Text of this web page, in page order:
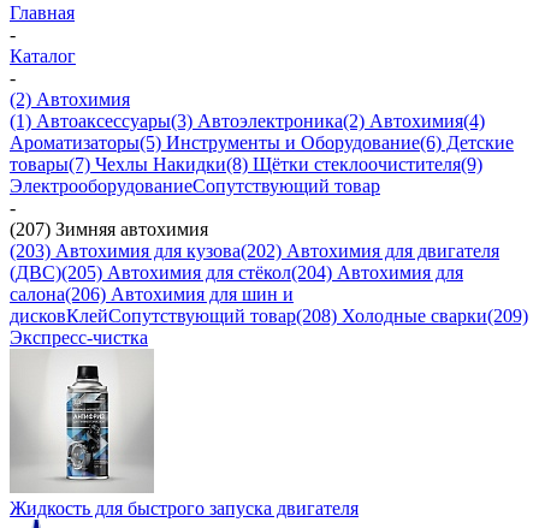
Главная
-
Каталог
-
(2) Автохимия
(1) Автоаксессуары(3) Автоэлектроника(2) Автохимия(4)
Ароматизаторы(5) Инструменты и Оборудование(6) Детские
товары(7) Чехлы Накидки(8) Щётки стеклоочистителя(9)
ЭлектрооборудованиеСопутствующий товар
-
(207) Зимняя автохимия
(203) Автохимия для кузова(202) Автохимия для двигателя
(ДВС)(205) Автохимия для стёкол(204) Автохимия для
салона(206) Автохимия для шин и
дисковКлейСопутствующий товар(208) Холодные сварки(209)
Экспреcс-чистка
Жидкость для быстрого запуска двигателя